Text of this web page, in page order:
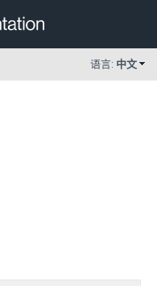
语言: 中文